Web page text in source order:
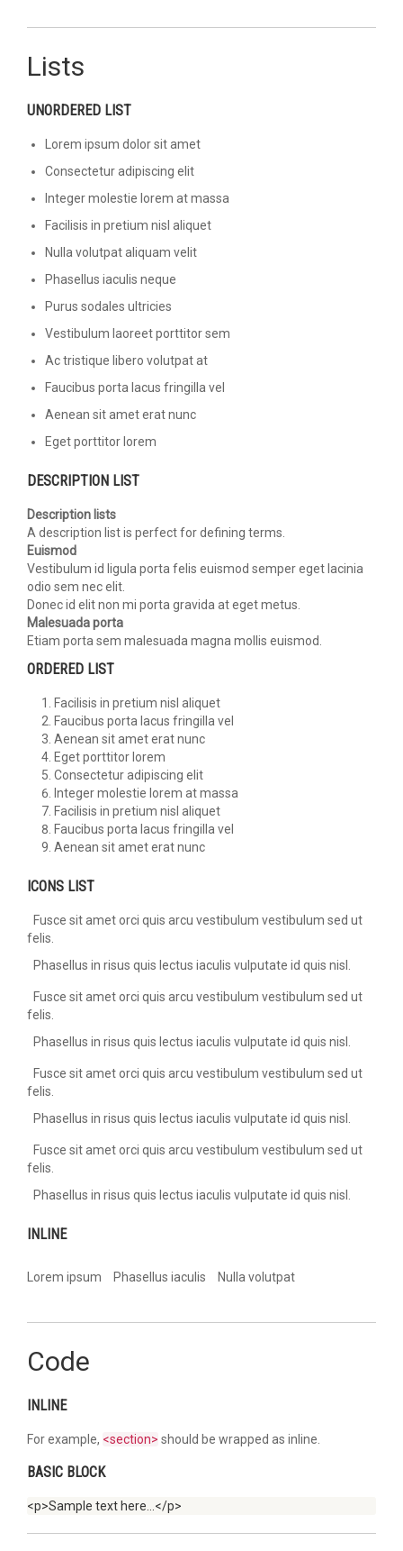
Lists
UNORDERED LIST
Lorem ipsum dolor sit amet
Consectetur adipiscing elit
Integer molestie lorem at massa
Facilisis in pretium nisl aliquet
Nulla volutpat aliquam velit
Phasellus iaculis neque
Purus sodales ultricies
Vestibulum laoreet porttitor sem
Ac tristique libero volutpat at
Faucibus porta lacus fringilla vel
Aenean sit amet erat nunc
Eget porttitor lorem
DESCRIPTION LIST
Description lists
A description list is perfect for defining terms.
Euismod
Vestibulum id ligula porta felis euismod semper eget lacinia
odio sem nec elit.
Donec id elit non mi porta gravida at eget metus.
Malesuada porta
Etiam porta sem malesuada magna mollis euismod.
ORDERED LIST
Facilisis in pretium nisl aliquet
Faucibus porta lacus fringilla vel
Aenean sit amet erat nunc
Eget porttitor lorem
Consectetur adipiscing elit
Integer molestie lorem at massa
Facilisis in pretium nisl aliquet
Faucibus porta lacus fringilla vel
Aenean sit amet erat nunc
ICONS LIST
Fusce sit amet orci quis arcu vestibulum vestibulum sed ut
felis.
Phasellus in risus quis lectus iaculis vulputate id quis nisl.
Fusce sit amet orci quis arcu vestibulum vestibulum sed ut
felis.
Phasellus in risus quis lectus iaculis vulputate id quis nisl.
Fusce sit amet orci quis arcu vestibulum vestibulum sed ut
felis.
Phasellus in risus quis lectus iaculis vulputate id quis nisl.
Fusce sit amet orci quis arcu vestibulum vestibulum sed ut
felis.
Phasellus in risus quis lectus iaculis vulputate id quis nisl.
INLINE
Lorem ipsum Phasellus iaculis Nulla volutpat
Code
INLINE
For example, <section> should be wrapped as inline.
BASIC BLOCK
<p>Sample text here...</p>